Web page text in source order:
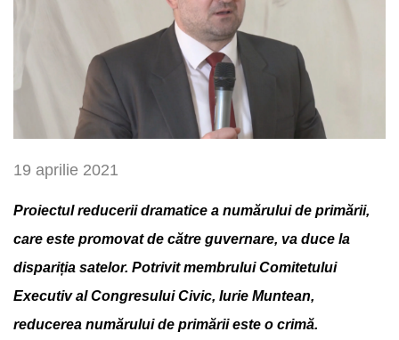
19 aprilie 2021
Proiectul reducerii dramatice a numărului de primării,
care este promovat de către guvernare, va duce la
dispariția satelor. Potrivit membrului Comitetului
Executiv al Congresului Civic, Iurie Muntean,
reducerea numărului de primării este o crimă.